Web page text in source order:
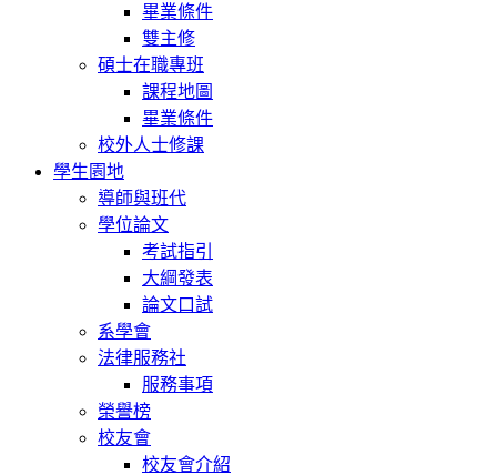
畢業條件
雙主修
碩士在職專班
課程地圖
畢業條件
校外人士修課
學生園地
導師與班代
學位論文
考試指引
大綱發表
論文口試
系學會
法律服務社
服務事項
榮譽榜
校友會
校友會介紹